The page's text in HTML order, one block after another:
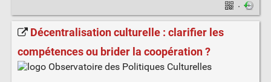
·
Décentralisation culturelle : clarifier les
compétences ou brider la coopération ?